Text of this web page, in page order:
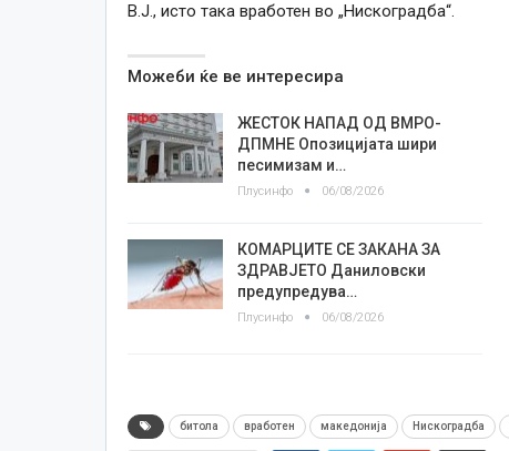
В.Ј., исто така вработен во „Нискоградба“.
Можеби ќе ве интересира
ЖЕСТОК НАПАД ОД ВМРО-
ДПМНЕ Опозицијата шири
песимизам и…
Плусинфо 06/08/2026
КОМАРЦИТЕ СЕ ЗАКАНА ЗА
ЗДРАВЈЕТО Даниловски
предупредува…
Плусинфо 06/08/2026
битола вработен македонија Нискоградба